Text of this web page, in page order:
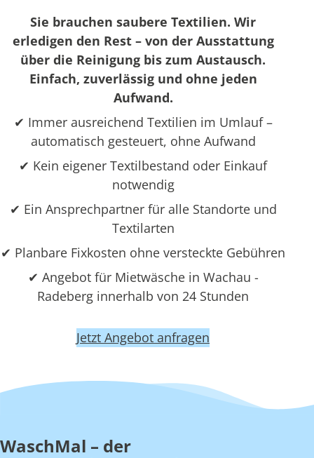
Sie brauchen saubere Textilien. Wir
erledigen den Rest – von der Ausstattung
über die Reinigung bis zum Austausch.
Einfach, zuverlässig und ohne jeden
Aufwand.
✔ Immer ausreichend Textilien im Umlauf –
automatisch gesteuert, ohne Aufwand
✔ Kein eigener Textilbestand oder Einkauf
notwendig
✔ Ein Ansprechpartner für alle Standorte und
Textilarten
✔ Planbare Fixkosten ohne versteckte Gebühren
✔ Angebot für Mietwäsche in Wachau -
Radeberg innerhalb von 24 Stunden
Jetzt Angebot anfragen
WaschMal – der